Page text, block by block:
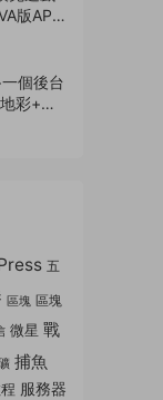
版APP
言+帶
行
個後台
彩+一
五
區塊 區塊
微星 戰
捕魚
服務器